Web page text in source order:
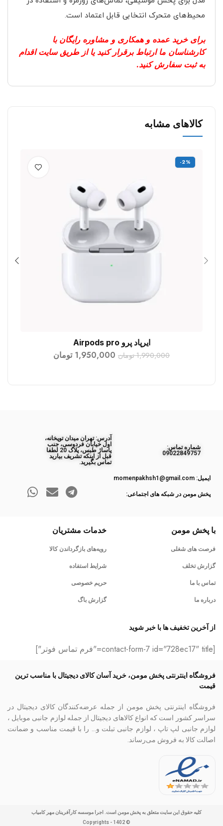
محیط‌های متحرک انتخابی قابل اعتماد است.
برای خرید عمده و همکاری و مشاوره رایگان با
کارشناسان ما ارتباط برقرار کنید یا از طریق سایت اقدام
به ثبت سفارش کنید.
کالاهای مشابه
-2%
افزودن به سبد خرید
ایرپاد پرو Airpods pro
1,990,000 تومان 1,950,000 تومان
ﺷﻤﺎره ﺗﻤﺎس:
09022849757
آدرس: تهران میدان توپخانه،
اول خیابان فردوسی، جنب
پاساژ طبس، پلاک 20 لطفا
قبل از اینکه تشریف بیارید
تماس بگیرید.
ایمیل: momenpakhsh1@gmail.com
پخش مومن در شبکه های اجتماعی:
با پخش مومن
فرصت های شغلی
گزارش تخلف
تماس با ما
درباره ما
خدمات مشتریان
رویه‌های بازگرداندن کالا
شرایط استفاده
حریم خصوصی
گزارش باگ
از آخرین تخفیف ها با خبر شوید
[contact-form-7 id="728ec17" title="فرم تماس فوتر"]
فروشگاه اینترنتی پخش مومن، خرید آسان کالای دیجیتال با مناسب ترین
قیمت
فروشگاه اینترنتی پخش مومن از جمله عرضه‌کنندگان کالای دیجیتال در
سراسر کشور است که انواع کالاهای دیجیتال از جمله لوازم جانبی موبایل ،
لوازم جانبی لپ تاپ ، لوازم جانبی تبلت و… را با قیمت مناسب و ضمانت
اصالت کالا به فروش می‌رساند.
کلیه حقوق این سایت متعلق به پخش مومن است. اجرا موسسه کارآفرینان مهر کامیاب
© Copyrights - 1402